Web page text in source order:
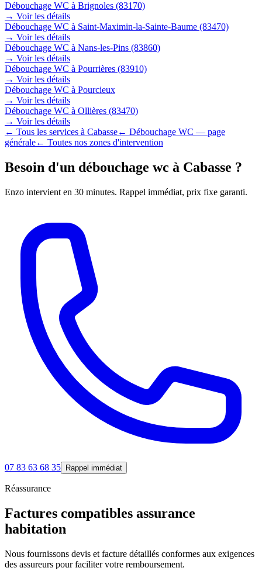
Débouchage WC à Brignoles (83170)
→ Voir les détails
Débouchage WC à Saint-Maximin-la-Sainte-Baume (83470)
→ Voir les détails
Débouchage WC à Nans-les-Pins (83860)
→ Voir les détails
Débouchage WC à Pourrières (83910)
→ Voir les détails
Débouchage WC à Pourcieux
→ Voir les détails
Débouchage WC à Ollières (83470)
→ Voir les détails
← Tous les services à Cabasse← Débouchage WC — page
générale← Toutes nos zones d'intervention
Besoin d'un débouchage wc à Cabasse ?
Enzo intervient en 30 minutes. Rappel immédiat, prix fixe garanti.
07 83 63 68 35 Rappel immédiat
Réassurance
Factures compatibles assurance
habitation
Nous fournissons devis et facture détaillés conformes aux exigences
des assureurs pour faciliter votre remboursement.